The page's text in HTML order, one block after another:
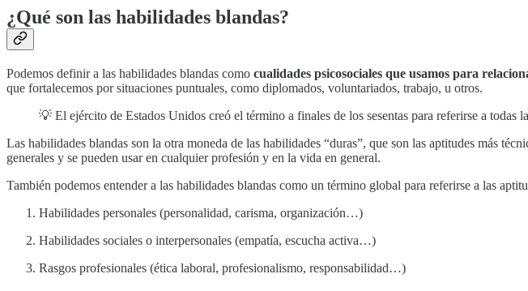
¿Qué son las habilidades blandas?
Podemos definir a las habilidades blandas como cualidades psicosociales que usamos para
que fortalecemos por situaciones puntuales, como diplomados, voluntariados, trabajo, u otros.
💡 El ejército de Estados Unidos creó el término a finales de los sesentas para referirse a
Las habilidades blandas son la otra moneda de las habilidades “duras”, que son las aptitudes más
generales y se pueden usar en cualquier profesión y en la vida en general.
También podemos entender a las habilidades blandas como un término global para referirse a las
Habilidades personales (personalidad, carisma, organización…)
Habilidades sociales o interpersonales (empatía, escucha activa…)
Rasgos profesionales (ética laboral, profesionalismo, responsabilidad…)